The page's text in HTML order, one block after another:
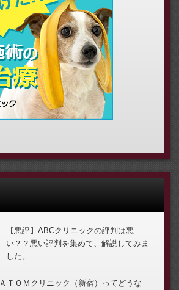
【悪評】ABCクリニックの評判は悪
い？？悪い評判を集めて、解説してみま
した。
ＡＴＯＭクリニック（新宿）ってどうな